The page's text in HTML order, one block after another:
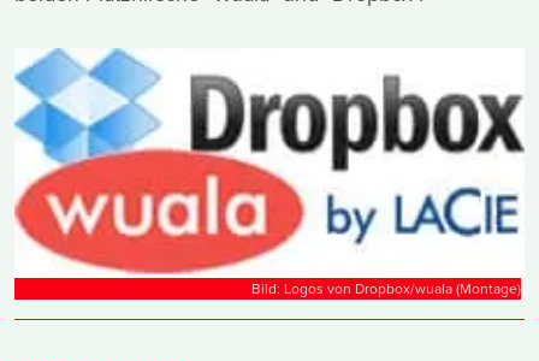
Bild: Logos von Dropbox/wuala (Montage)